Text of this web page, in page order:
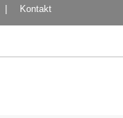
Kontakt